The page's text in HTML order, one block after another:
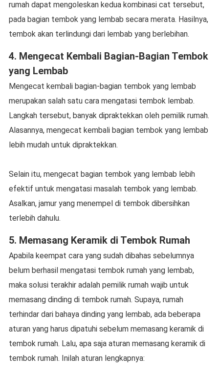
rumah dapat mengoleskan kedua kombinasi cat tersebut,
pada bagian tembok yang lembab secara merata. Hasilnya,
tembok akan terlindungi dari lembab yang berlebihan.
4. Mengecat Kembali Bagian-Bagian Tembok
yang Lembab
Mengecat kembali bagian-bagian tembok yang lembab
merupakan salah satu cara mengatasi tembok lembab.
Langkah tersebut, banyak dipraktekkan oleh pemilik rumah.
Alasannya, mengecat kembali bagian tembok yang lembab
lebih mudah untuk dipraktekkan.
Selain itu, mengecat bagian tembok yang lembab lebih
efektif untuk mengatasi masalah tembok yang lembab.
Asalkan, jamur yang menempel di tembok dibersihkan
terlebih dahulu.
5. Memasang Keramik di Tembok Rumah
Apabila keempat cara yang sudah dibahas sebelumnya
belum berhasil mengatasi tembok rumah yang lembab,
maka solusi terakhir adalah pemilik rumah wajib untuk
memasang dinding di tembok rumah. Supaya, rumah
terhindar dari bahaya dinding yang lembab, ada beberapa
aturan yang harus dipatuhi sebelum memasang keramik di
tembok rumah. Lalu, apa saja aturan memasang keramik di
tembok rumah. Inilah aturan lengkapnya: